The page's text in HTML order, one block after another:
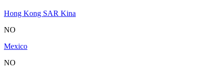
Hong Kong SAR Kina
NO
Mexico
NO